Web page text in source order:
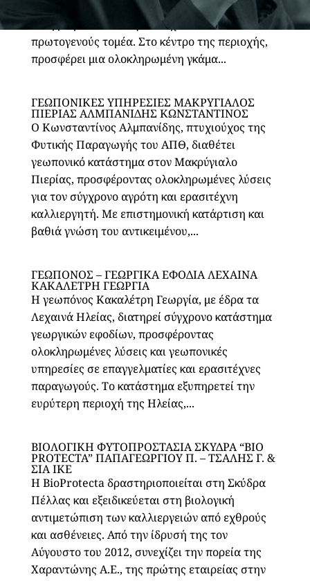
καλύπτοντας πλήρως τις ανάγκες των
επαγγελματιών και ερασιτεχνών του
πρωτογενούς τομέα. Στο κέντρο της περιοχής,
προσφέρει μια ολοκληρωμένη γκάμα...
ΓΕΩΠΟΝΙΚΕΣ ΥΠΗΡΕΣΙΕΣ ΜΑΚΡΥΓΙΑΛΟΣ
ΠΙΕΡΙΑΣ ΑΛΜΠΑΝΙΔΗΣ ΚΩΝΣΤΑΝΤΙΝΟΣ
Ο Κωνσταντίνος Αλμπανίδης, πτυχιούχος της
Φυτικής Παραγωγής του ΑΠΘ, διαθέτει
γεωπονικό κατάστημα στον Μακρύγιαλο
Πιερίας, προσφέροντας ολοκληρωμένες λύσεις
για τον σύγχρονο αγρότη και ερασιτέχνη
καλλιεργητή. Με επιστημονική κατάρτιση και
βαθιά γνώση του αντικειμένου,...
ΓΕΩΠΟΝΟΣ – ΓΕΩΡΓΙΚΑ ΕΦΟΔΙΑ ΛΕΧΑΙΝΑ
ΚΑΚΑΛΕΤΡΗ ΓΕΩΡΓΙΑ
Η γεωπόνος Κακαλέτρη Γεωργία, με έδρα τα
Λεχαινά Ηλείας, διατηρεί σύγχρονο κατάστημα
γεωργικών εφοδίων, προσφέροντας
ολοκληρωμένες λύσεις και γεωπονικές
υπηρεσίες σε επαγγελματίες και ερασιτέχνες
παραγωγούς. Το κατάστημα εξυπηρετεί την
ευρύτερη περιοχή της Ηλείας,...
ΒΙΟΛΟΓΙΚΗ ΦΥΤΟΠΡΟΣΤΑΣΙΑ ΣΚΥΔΡΑ “BIO
PROTECTA” ΠΑΠΑΓΕΩΡΓΙΟΥ Π. – ΤΣΑΛΗΣ Γ. &
ΣΙΑ ΙΚΕ
Η BioProtecta δραστηριοποιείται στη Σκύδρα
Πέλλας και εξειδικεύεται στη βιολογική
αντιμετώπιση των καλλιεργειών από εχθρούς
και ασθένειες. Από την ίδρυσή της τον
Αύγουστο του 2012, συνεχίζει την πορεία της
Χαραντώνης Α.Ε., της πρώτης εταιρείας στην